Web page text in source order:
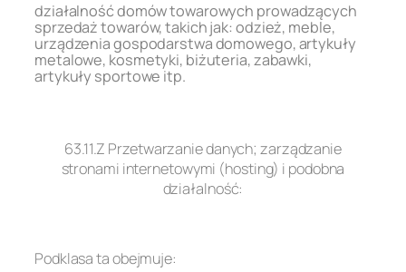
działalność domów towarowych prowadzących
sprzedaż towarów, takich jak: odzież, meble,
urządzenia gospodarstwa domowego, artykuły
metalowe, kosmetyki, biżuteria, zabawki,
artykuły sportowe itp.
63.11.Z Przetwarzanie danych; zarządzanie
stronami internetowymi (hosting) i podobna
działalność:
Podklasa ta obejmuje: